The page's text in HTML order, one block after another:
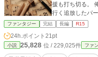
援も打ち切る。
行く追放したパ
築きながら、成
ファンタジー 完結 長編 R15
24h.ポイント 21pt
小説 25,828 位 / 229,025件 ファ